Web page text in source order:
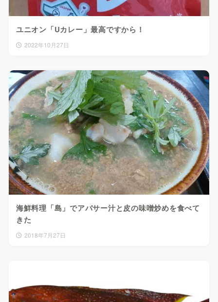
ユニオン「Uカレー」最高ですから！
2022年10月27日
海鮮料理「島」でアバサー汁と皮の味噌炒めを食べて
きた
2018年7月27日